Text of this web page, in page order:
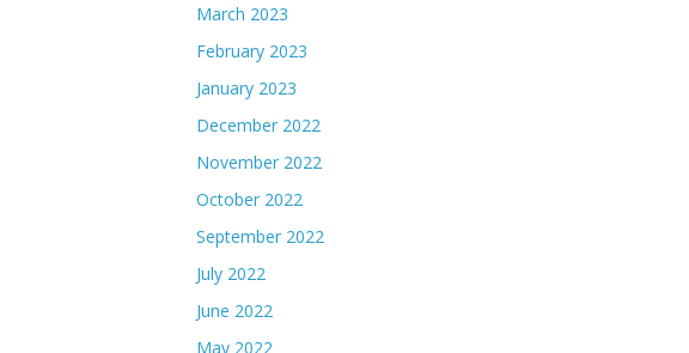
March 2023
February 2023
January 2023
December 2022
November 2022
October 2022
September 2022
July 2022
June 2022
May 2022